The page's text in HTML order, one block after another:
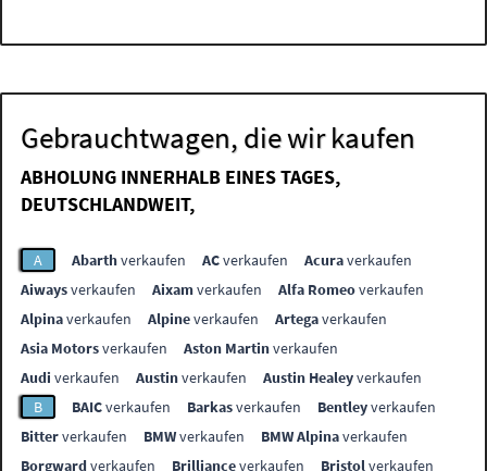
Gebrauchtwagen, die wir kaufen
ABHOLUNG INNERHALB EINES TAGES,
DEUTSCHLANDWEIT,
A Abarthverkaufen ACverkaufen Acuraverkaufen
Aiwaysverkaufen Aixamverkaufen Alfa Romeoverkaufen
Alpinaverkaufen Alpineverkaufen Artegaverkaufen
Asia Motorsverkaufen Aston Martinverkaufen
Audi verkaufen Austinverkaufen Austin Healeyverkaufen
B
BAICverkaufen Barkasverkaufen Bentleyverkaufen
Bitterverkaufen BMWverkaufen BMW Alpinaverkaufen
Borgwardverkaufen Brillianceverkaufen Bristolverkaufen